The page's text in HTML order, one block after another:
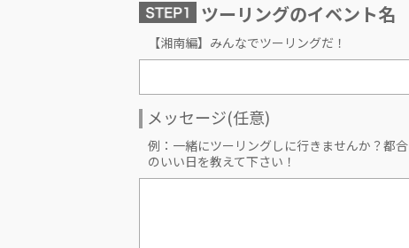
ツーリングのイベント名
【湘南編】みんなでツーリングだ！
メッセージ(任意)
例：一緒にツーリングしに行きませんか？都合
のいい日を教えて下さい！